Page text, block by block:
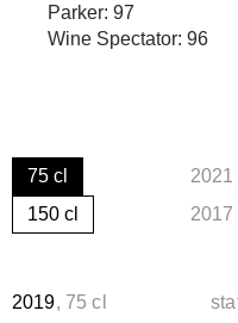
Parker: 97
Wine Spectator: 96
75 cl
150 cl
2021
2017
2019, 75 cl